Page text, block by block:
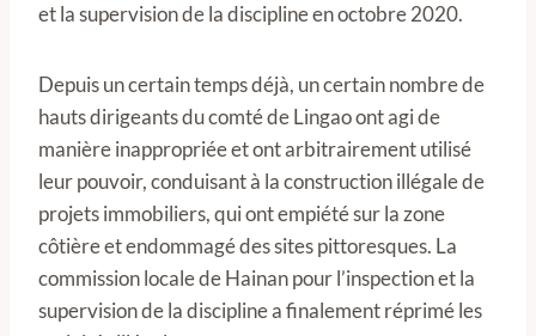
et la supervision de la discipline en octobre 2020.
Depuis un certain temps déjà, un certain nombre de
hauts dirigeants du comté de Lingao ont agi de
manière inappropriée et ont arbitrairement utilisé
leur pouvoir, conduisant à la construction illégale de
projets immobiliers, qui ont empiété sur la zone
côtière et endommagé des sites pittoresques. La
commission locale de Hainan pour l’inspection et la
supervision de la discipline a finalement réprimé les